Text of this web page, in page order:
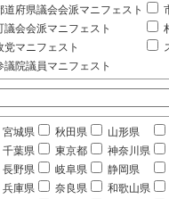
道府県議会会派マニフェスト
議会会派マニフェスト
党マニフェスト
議院議員マニフェスト
宮城県 秋田県 山形県
千葉県 東京都 神奈川県
長野県 岐阜県 静岡県
兵庫県 奈良県 和歌山県